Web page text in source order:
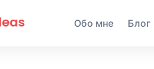
Обо мне Блог